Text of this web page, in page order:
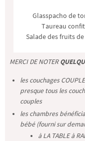
Glasspacho de
Taureau
Salade des fruits
MERCI DE NOTER
les couchages
presque tous les
couples
les chambres
bébé (fourni sur
à LA TABLE à